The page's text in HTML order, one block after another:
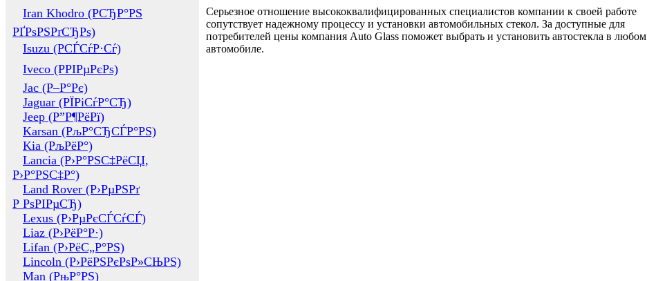
Iran Khodro (РСЂР°РЅ
РҐРѕРЅРґСЂРѕ)
Isuzu (РСЃСѓР·Сѓ)
Iveco (РРІРµРєРѕ)
Jac (Р–Р°Рє)
Jaguar (РЇРіСѓР°СЂ)
Jeep (Р”Р¶РёРї)
Karsan (РљР°СЂСЃР°РЅ)
Kia (РљРёР°)
Lancia (Р›Р°РЅС‡РёСЏ,
Р›Р°РЅС‡Р°)
Land Rover (Р›РµРЅРґ
Р РѕРІРµСЂ)
Lexus (Р›РµРєСЃСѓСЃ)
Liaz (Р›РёР°Р·)
Lifan (Р›РёС„Р°РЅ)
Lincoln (Р›РёРЅРєРѕР»СЊРЅ)
Man (РњР°РЅ)
Серьезное отношение высококвалифицированных специалистов компании к своей работе
сопутствует надежному процессу и установки автомобильных стекол. За доступные для
потребителей цены компания Auto Glass поможет выбрать и установить автостекла в любом
автомобиле.